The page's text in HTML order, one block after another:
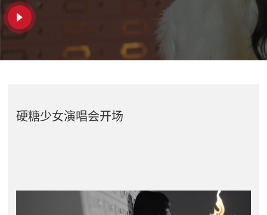
硬糖少女演唱会开场